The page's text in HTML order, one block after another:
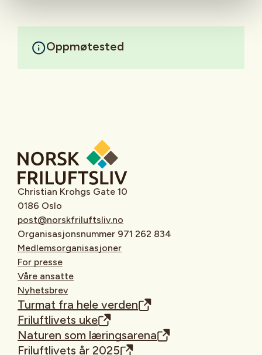
Oppmøtested
Christian Krohgs Gate 10
0186 Oslo
post@norskfriluftsliv.no
Organisasjonsnummer 971 262 834
Medlemsorganisasjoner
For presse
Våre ansatte
Nyhetsbrev
Turmat fra hele verden
Friluftlivets uke
Naturen som læringsarena
Friluftlivets år 2025